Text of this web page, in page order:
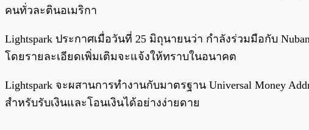
คนทั่วละตินอเมริกา
Lightspark ประกาศเมื่อวันที่ 25 มิถุนายนว่า กำลังร่วมมือกับ
โดยรายละเอียดเพิ่มเติมจะแจ้งให้ทราบในอนาคต
Lightspark จะผสานการทำงานกับมาตรฐาน Universal Money
สำหรับรับเงินและโอนเงินได้อย่างง่ายดาย